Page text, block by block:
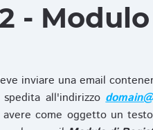
-
inviare una email
spedita all'indirizzo
come oggetto un